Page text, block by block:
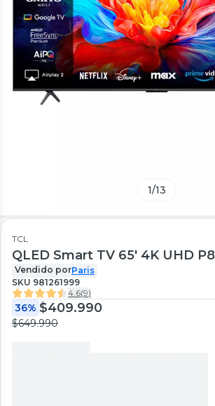
1/13
TCL
QLED Smart TV 65' 4K UHD
Vendido porParis
SKU 981261999
4.6(9)
36% $409.990
$649.990